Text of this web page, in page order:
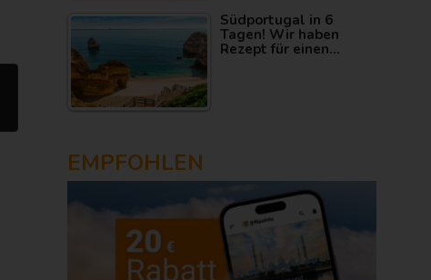
Südportugal in 6
Tagen! Wir haben
Rezept für einen…
EMPFOHLEN